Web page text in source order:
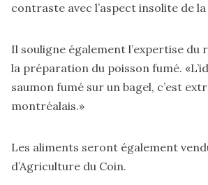
contraste avec l’aspect insolite de
Il souligne également l’expertise du
la préparation du poisson fumé.
saumon fumé sur un bagel, c’est
montréalais.»
Les aliments seront également
d’Agriculture du Coin.